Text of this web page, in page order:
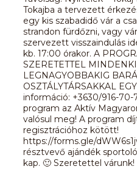
Tokajba a tervezett
egy kis szabadidő vár a
strandon fürdőzni, vagy
szervezett visszaindulás
kb. 17:00 órakor. A
SZERETETTEL
LEGNAGYOBBAKIG
OSZTÁLYTÁRSAKKAL
információ: +3630/916-70-
program az Aktív
valósul meg! A program
regisztrációhoz kötött!
https://forms.gle/
résztvevő ajándék
kap. 🙂 Szeretettel várunk!